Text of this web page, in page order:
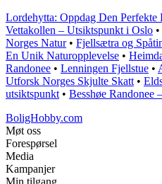
Lordehytta: Oppdag Den
Vettakollen – Utsiktspunkt i Oslo •
Norges Natur• Fjellsætra og
En Unik Naturopplevelse •
Randonee • Lenningen Fjellstue •
Utforsk Norges Skjulte Skatt •
utsiktspunkt • Besshøe Randonee
BoligHobby.com
Møt oss
Forespørsel
Media
Kampanjer
Min tilgang